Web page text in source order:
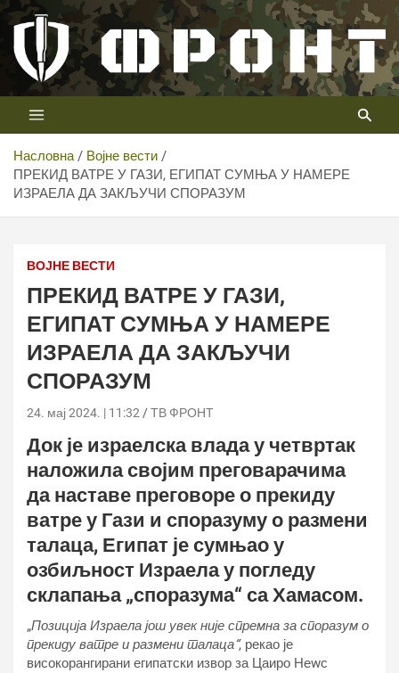
Скип
цонтент
Телевизија ФРОНТ
Први војни канал у Србији
Насловна
Војне вести
ПРЕКИД ВАТРЕ У ГАЗИ, ЕГИПАТ СУМЊА У НАМЕРЕ
ИЗРАЕЛА ДА ЗАКЉУЧИ СПОРАЗУМ
ВОЈНЕ ВЕСТИ
ПРЕКИД ВАТРЕ У ГАЗИ,
ЕГИПАТ СУМЊА У НАМЕРЕ
ИЗРАЕЛА ДА ЗАКЉУЧИ
СПОРАЗУМ
24. мај 2024. | 11:32 ТВ ФРОНТ
Док је израелска влада у четвртак
наложила својим преговарачима
да наставе преговоре о прекиду
ватре у Гази и споразуму о размени
талаца, Египат је сумњао у
озбиљност Израела у погледу
склапања „споразума“ са Хамасом.
„Позиција Израела још увек није спремна за споразум о
прекиду ватре и размени талаца“, рекао је
високорангирани египатски извор за Цаиро Неwс